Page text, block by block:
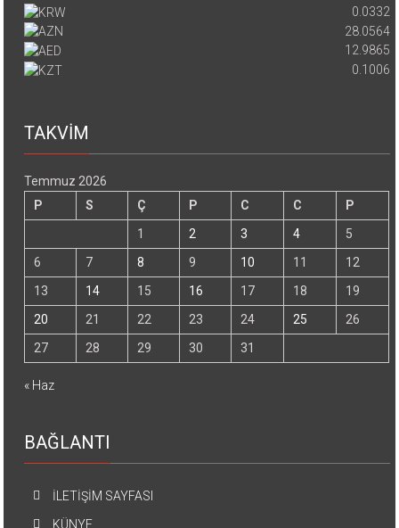
0.0332
28.0564
12.9865
0.1006
TAKVİM
Temmuz 2026
P
S Ç P C C
P
1
2 3 4
5
6
7 8 9 10 11
12
13
14 15 16 17 18
19
20
21 22 23 24 25
26
27
28 29 30 31
« Haz
BAĞLANTI
İLETİŞİM SAYFASI
KÜNYE